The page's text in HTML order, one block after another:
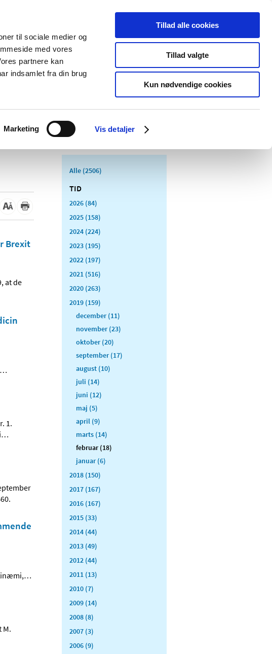
til sociale medier og
med vores
partnere kan
indsamlet fra din brug
Marketing Vis detaljer
Tillad alle cookies
Tillad valgte
Kun nødvendige cookies
Kontakt Udgivelser
af
Medicinsk
Særlige
produktområder
Brexit
at de
…
1.
…
…
M.
Alle (2506)
TID
2026 (84)
2025 (158)
2024 (224)
2023 (195)
2022 (197)
2021 (516)
2020 (263)
2019 (159)
december (11)
november (23)
oktober (20)
september (17)
august (10)
juli (14)
juni (12)
maj (5)
april (9)
marts (14)
februar (18)
januar (6)
2018 (150)
2017 (167)
2016 (167)
2015 (33)
2014 (44)
2013 (49)
2012 (44)
2011 (13)
2010 (7)
2009 (14)
2008 (8)
2007 (3)
2006 (9)